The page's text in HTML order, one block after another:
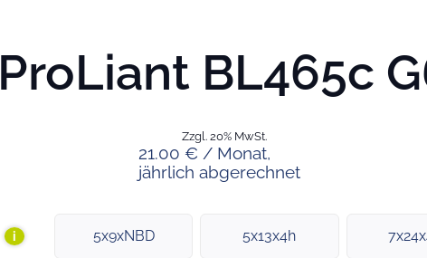
ProLiant BL465c
21.00 € / Monat,
jährlich abgerechnet
Zzgl. 20% MwSt.
i 5x9xNBD 5x13x4h